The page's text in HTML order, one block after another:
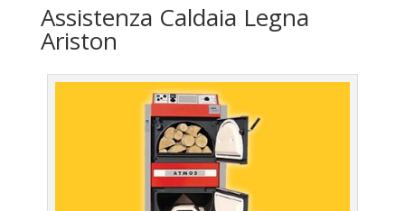
Assistenza Caldaia Legna
Ariston